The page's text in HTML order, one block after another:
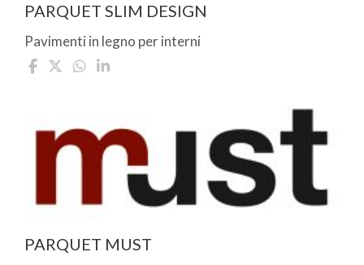
PARQUET SLIM DESIGN
Pavimenti in legno per interni
PARQUET MUST